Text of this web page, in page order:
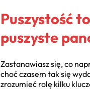
Puszystość
puszyste
Zastanawiasz się, co
choć czasem tak się
zrozumieć rolę kilku